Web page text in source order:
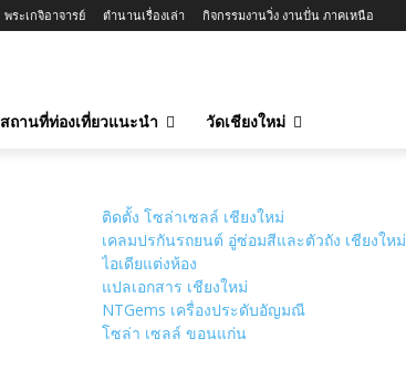
พระเกจิอาจารย์ ตำนานเรื่องเล่า กิจกรรมงานวิ่ง งานปั่น ภาคเหนือ
สถานที่ท่องเที่ยวแนะนำ วัดเชียงใหม่
ติดตั้ง โซล่าเซลล์ เชียงใหม่
เคลมปรกันรถยนต์ อู่ซ่อมสีและตัวถัง เชียงใหม่
ไอเดียแต่งห้อง
แปลเอกสาร เชียงใหม่
NTGems เครื่องประดับอัญมณี
โซล่า เซลล์ ขอนแก่น